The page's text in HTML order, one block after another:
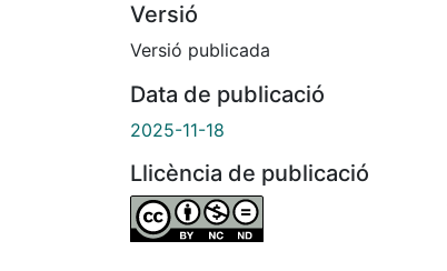
Versió
Versió publicada
Data de publicació
2025-11-18
Llicència de publicació